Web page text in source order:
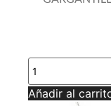
GARGANTILLA
PISCIS
AG
Añadir al